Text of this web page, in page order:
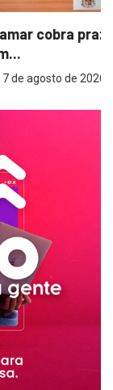
estruturais